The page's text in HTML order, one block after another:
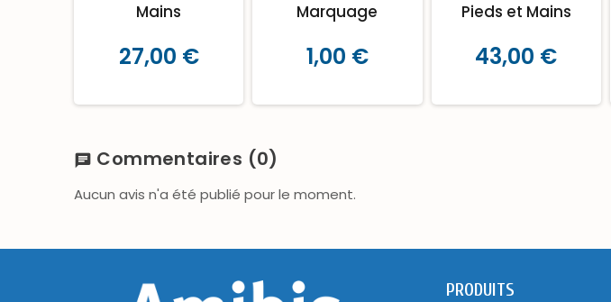
Mains
27,00 €
Marquage
1,00 €
Pieds et Mains
43,00 €
chat Commentaires (0)
Aucun avis n'a été publié pour le moment.
PRODUITS